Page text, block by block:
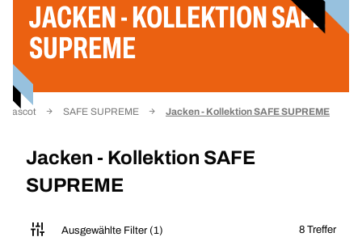
JACKEN - KOLLEKTION SAFE
SUPREME
Mascot SAFE SUPREME Jacken - Kollektion SAFE SUPREME
Jacken - Kollektion SAFE
SUPREME
Ausgewählte Filter (1) 8 Treffer
Filter